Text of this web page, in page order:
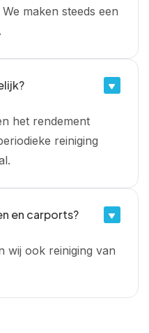
maken steeds een
het rendement
reiniging
en carports?
wij ook reiniging van